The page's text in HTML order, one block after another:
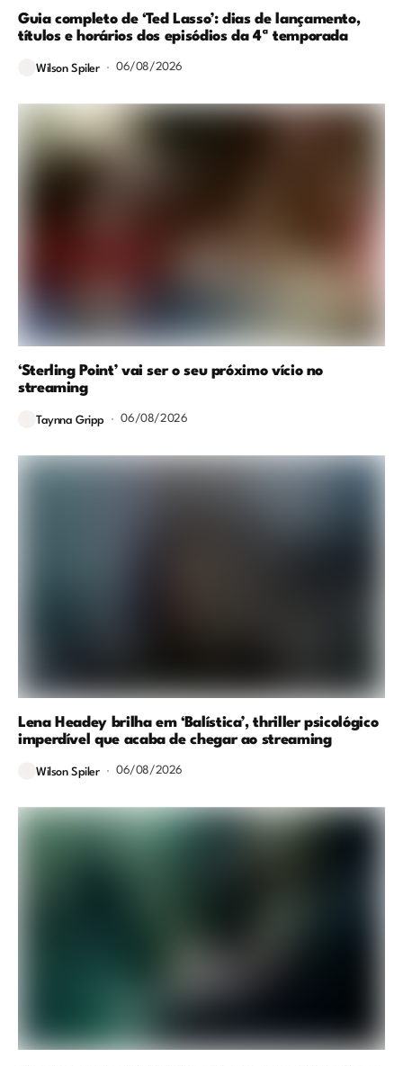
Guia completo de ‘Ted Lasso’: dias de lançamento,
títulos e horários dos episódios da 4ª temporada
Wilson Spiler 06/08/2026
‘Sterling Point’ vai ser o seu próximo vício no
streaming
Taynna Gripp 06/08/2026
Lena Headey brilha em ‘Balística’, thriller psicológico
imperdível que acaba de chegar ao streaming
Wilson Spiler 06/08/2026